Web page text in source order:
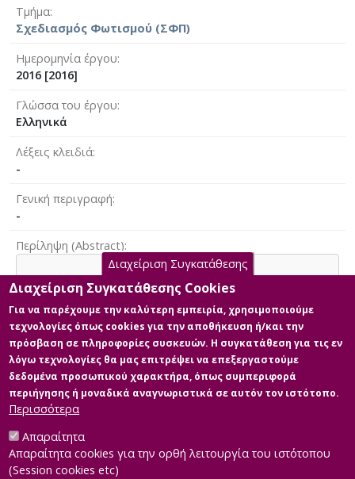
Τμήμα
Σχεδιασμός Φωτισμού (ΣΦΠ)
Ημερομηνία έργου
2016 [2016]
Γλώσσα του έργου
Ελληνικά
Λέξεις κλειδιά
-
Γενική περιγραφή
-
Περίληψη (Abstract)
-
Άδεια
Items in Apothesis are protected by copyright, with all
rights reserved, unless otherwise indicated.
Κύρια Αρχεία Διατριβής
Διαχείριση Συγκατάθεσης
Διαχείριση Συγκατάθεσης Cookies
Για να παρέχουμε την καλύτερη εμπειρία, χρησιμοποιούμε
τεχνολογίες όπως cookies για την αποθήκευση ή/και την
πρόσβαση σε πληροφορίες συσκευών. Η συγκατάθεση για τις εν
λόγω τεχνολογίες θα μας επιτρέψει να επεξεργαστούμε
δεδομένα προσωπικού χαρακτήρα, όπως συμπεριφορά
περιήγησης ή μοναδικά αναγνωριστικά σε αυτόν τον ιστότοπο.
Περισσότερα
Απαραίτητα
Απαραίτητα cookies για την ορθή λειτουργία του ιστότοπου
(Session cookies etc)